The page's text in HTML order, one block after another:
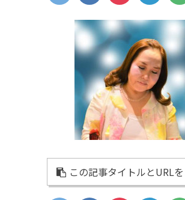
この記事タイトルとURL